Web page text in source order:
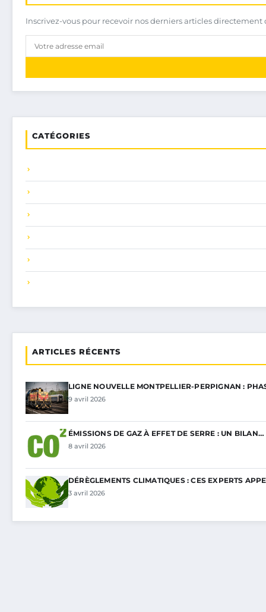
Inscrivez-vous pour recevoir nos derniers articles
CATÉGORIES
ARTICLES RÉCENTS
LIGNE NOUVELLE MONTPELLIER-PERPIGNAN :
9 avril 2026
ÉMISSIONS DE GAZ À EFFET DE SERRE : UN BILAN…
8 avril 2026
DÉRÈGLEMENTS CLIMATIQUES : CES EXPERTS
3 avril 2026